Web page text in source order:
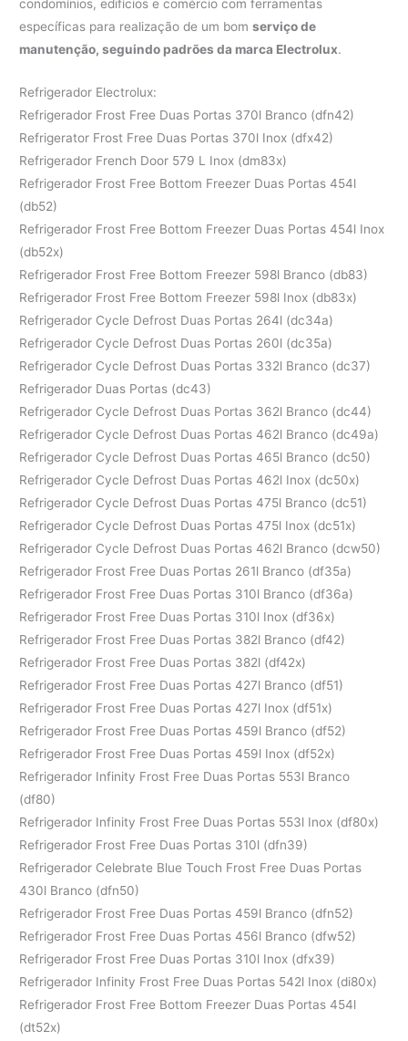
condomínios, edifícios e comércio com ferramentas
específicas para realização de um bomserviço de
manutenção, seguindo padrões da marca Electrolux.
Refrigerador Electrolux:
Refrigerador Frost Free Duas Portas 370l Branco (dfn42)
Refrigerator Frost Free Duas Portas 370l Inox (dfx42)
Refrigerador French Door 579 L Inox (dm83x)
Refrigerador Frost Free Bottom Freezer Duas Portas 454l
(db52)
Refrigerador Frost Free Bottom Freezer Duas Portas 454l Inox
(db52x)
Refrigerador Frost Free Bottom Freezer 598l Branco (db83)
Refrigerador Frost Free Bottom Freezer 598l Inox (db83x)
Refrigerador Cycle Defrost Duas Portas 264l (dc34a)
Refrigerador Cycle Defrost Duas Portas 260l (dc35a)
Refrigerador Cycle Defrost Duas Portas 332l Branco (dc37)
Refrigerador Duas Portas (dc43)
Refrigerador Cycle Defrost Duas Portas 362l Branco (dc44)
Refrigerador Cycle Defrost Duas Portas 462l Branco (dc49a)
Refrigerador Cycle Defrost Duas Portas 465l Branco (dc50)
Refrigerador Cycle Defrost Duas Portas 462l Inox (dc50x)
Refrigerador Cycle Defrost Duas Portas 475l Branco (dc51)
Refrigerador Cycle Defrost Duas Portas 475l Inox (dc51x)
Refrigerador Cycle Defrost Duas Portas 462l Branco (dcw50)
Refrigerador Frost Free Duas Portas 261l Branco (df35a)
Refrigerador Frost Free Duas Portas 310l Branco (df36a)
Refrigerador Frost Free Duas Portas 310l Inox (df36x)
Refrigerador Frost Free Duas Portas 382l Branco (df42)
Refrigerador Frost Free Duas Portas 382l (df42x)
Refrigerador Frost Free Duas Portas 427l Branco (df51)
Refrigerador Frost Free Duas Portas 427l Inox (df51x)
Refrigerador Frost Free Duas Portas 459l Branco (df52)
Refrigerador Frost Free Duas Portas 459l Inox (df52x)
Refrigerador Infinity Frost Free Duas Portas 553l Branco
(df80)
Refrigerador Infinity Frost Free Duas Portas 553l Inox (df80x)
Refrigerador Frost Free Duas Portas 310l (dfn39)
Refrigerador Celebrate Blue Touch Frost Free Duas Portas
430l Branco (dfn50)
Refrigerador Frost Free Duas Portas 459l Branco (dfn52)
Refrigerador Frost Free Duas Portas 456l Branco (dfw52)
Refrigerador Frost Free Duas Portas 310l Inox (dfx39)
Refrigerador Infinity Frost Free Duas Portas 542l Inox (di80x)
Refrigerador Frost Free Bottom Freezer Duas Portas 454l
(dt52x)